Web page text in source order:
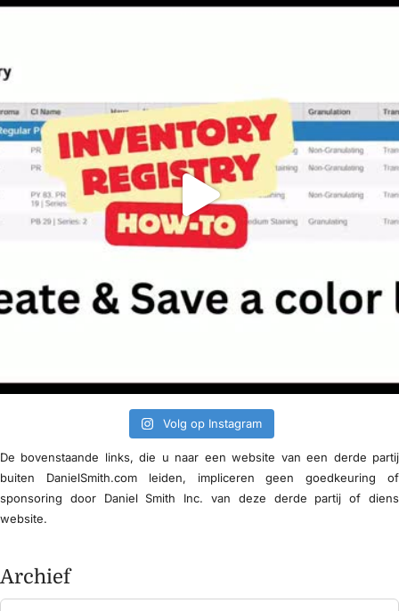
Volg op Instagram
De bovenstaande links, die u naar een website van een derde partij
buiten DanielSmith.com leiden, impliceren geen goedkeuring of
sponsoring door Daniel Smith Inc. van deze derde partij of diens
website.
Archief